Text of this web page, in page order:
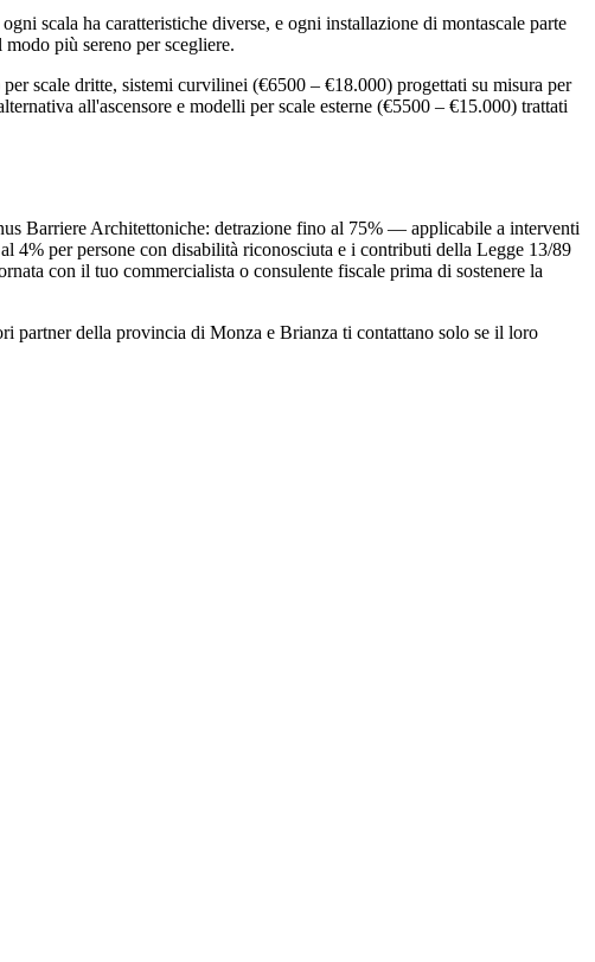
scala ha caratteristiche diverse, e ogni installazione di montascale parte
più sereno per scegliere.
scale dritte, sistemi curvilinei (€6500 – €18.000) progettati su misura per
all'ascensore e modelli per scale esterne (€5500 – €15.000) trattati
Barriere Architettoniche: detrazione fino al 75% — applicabile a interventi
4% per persone con disabilità riconosciuta e i contributi della Legge 13/89
con il tuo commercialista o consulente fiscale prima di sostenere la
partner della provincia di Monza e Brianza ti contattano solo se il loro